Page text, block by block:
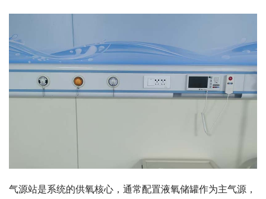
气源站是系统的供氧核心，通常配置液氧储罐作为主气源，